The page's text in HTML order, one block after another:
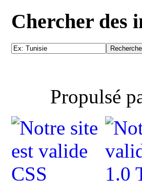
Chercher des
Propulsé